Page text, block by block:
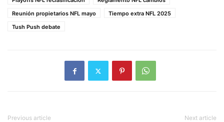
Reunión propietarios NFL mayo
Tiempo extra NFL 2025
Tush Push debate
Previous article Next article